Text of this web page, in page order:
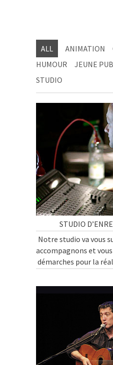
ALL ANIMATION
HUMOUR
JEUNE
STUDIO
STUDIO
Notre studio va vous
accompagnons et
démarches pour la